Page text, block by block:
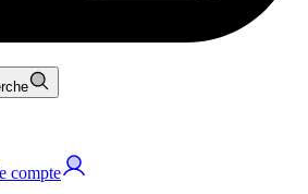
compte